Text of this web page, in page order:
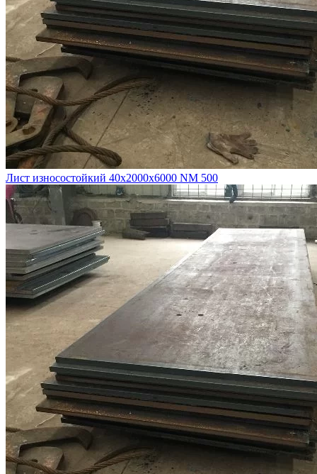
Лист износостойкий 40х2000х6000 NM 500